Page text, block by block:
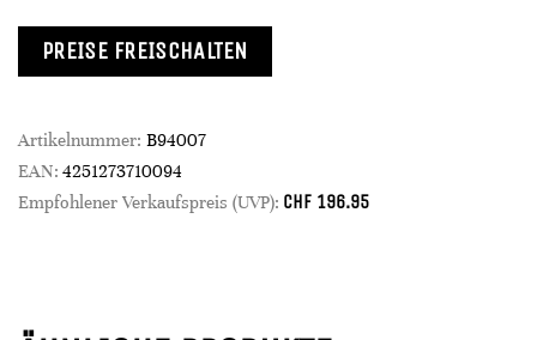
PREISE FREISCHALTEN
Artikelnummer: B94007
EAN: 4251273710094
Empfohlener Verkaufspreis (UVP): CHF 196.95